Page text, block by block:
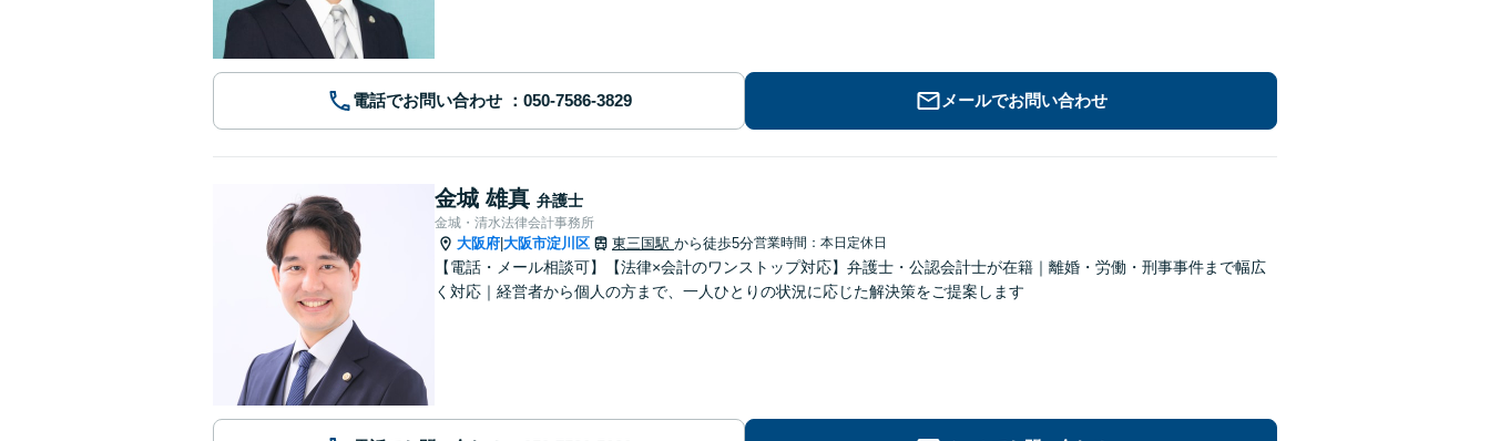
電話でお問い合わせ メールでお問い合わせ
金城 雄真 弁護士
金城・清水法律会計事務所
大阪府 大阪市淀川区 東三国駅 から徒歩5分営業時間：本日定休日
【電話・メール相談可】【法律×会計のワンストップ対応】弁護士・公認会計士が在籍｜離婚・労働・刑事事件まで幅広
く対応｜経営者から個人の方まで、一人ひとりの状況に応じた解決策をご提案します